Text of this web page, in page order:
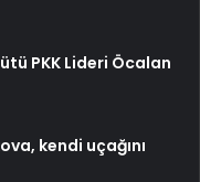
PKK Lideri Öcalan
kendi uçağını